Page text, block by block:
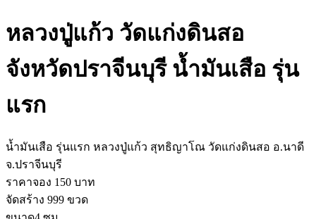
หลวงปู่แก้ว วัดแก่งดินสอ
จังหวัดปราจีนบุรี น้ำมันเสือ รุ่น
แรก
น้ำมันเสือ รุ่นแรก หลวงปู่แก้ว สุทธิญาโณ วัดแก่งดินสอ อ.นาดี
จ.ปราจีนบุรี
ราคาจอง 150 บาท
จัดสร้าง 999 ขวด